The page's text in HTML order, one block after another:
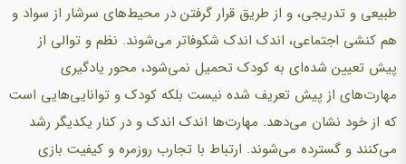
طبیعی و تدریجی، و از طریق قرار گرفتن در محیط‌های سرشار از سواد و
هم کنشی اجتماعی، اندک اندک شکوفاتر می‌شوند. نظم و توالی از
پیش تعیین شده‌ای به کودک تحمیل نمی‌شود، محور یادگیری
مهارت‌های از پیش تعریف شده نیست بلکه کودک و توانایی‌هایی است
که از خود نشان می‌دهد. مهارت‌ها اندک اندک و در کنار یکدیگر رشد
می‌کنند و گسترده می‌شوند. ارتباط با تجارب روزمره و کیفیت بازی